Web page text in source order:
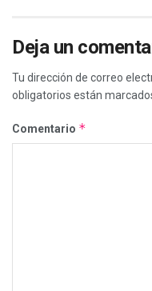
Deja un
Tu dirección de correo
obligatorios están
Comentario *